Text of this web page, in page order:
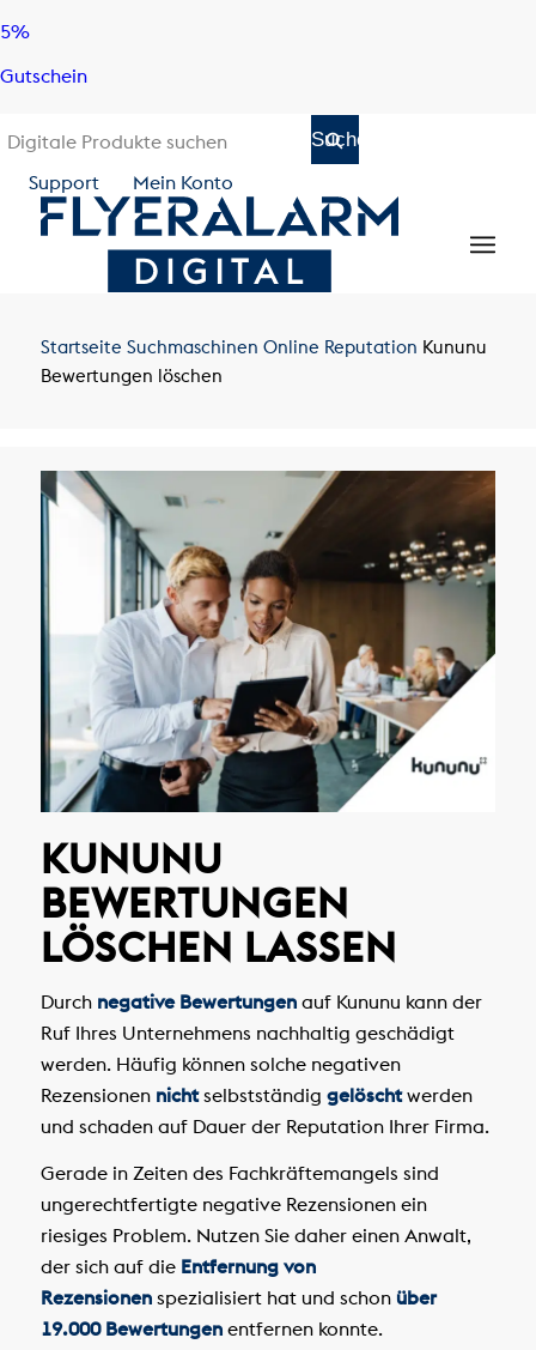
Skip
content
Skip
navigation
5%
Gutschein
Support Mein Konto
Startseite Suchmaschinen Online Reputation Kununu
Bewertungen löschen
KUNUNU
BEWERTUNGEN
LÖSCHEN LASSEN
Durch negative Bewertungenauf Kununu kann der
Ruf Ihres Unternehmens nachhaltig geschädigt
werden. Häufig können solche negativen
Rezensionen nichtselbstständig gelöschtwerden
und schaden auf Dauer der Reputation Ihrer Firma.
Gerade in Zeiten des Fachkräftemangels sind
ungerechtfertigte negative Rezensionen ein
riesiges Problem. Nutzen Sie daher einen Anwalt,
der sich auf die Entfernung von
Rezensionen spezialisiert hat und schon über
19.000 Bewertungenentfernen konnte.